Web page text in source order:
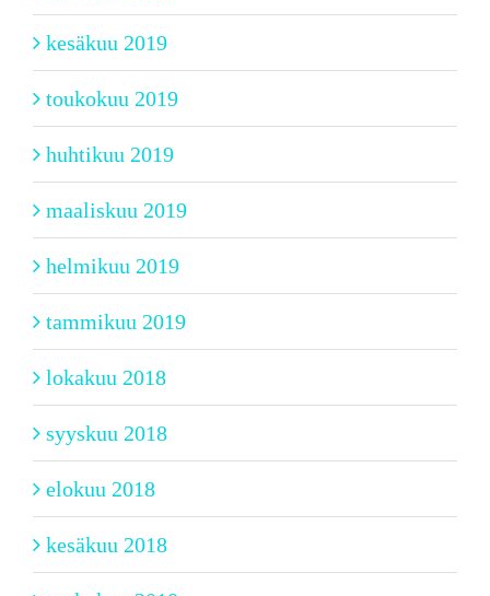
kesäkuu 2019
toukokuu 2019
huhtikuu 2019
maaliskuu 2019
helmikuu 2019
tammikuu 2019
lokakuu 2018
syyskuu 2018
elokuu 2018
kesäkuu 2018